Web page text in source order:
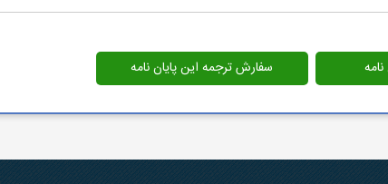
سفارش ترجمه این پایان نامه